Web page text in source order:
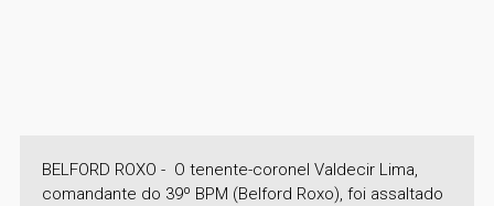
BELFORD ROXO - O tenente-coronel Valdecir Lima,
comandante do 39º BPM (Belford Roxo), foi assaltado